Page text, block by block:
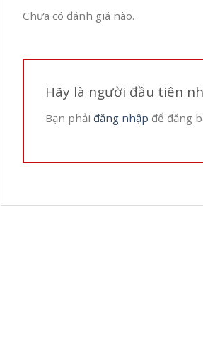
Chưa có đánh giá nào.
Hãy là người đầu tiên
Bạn phảiđăng nhập để đăng